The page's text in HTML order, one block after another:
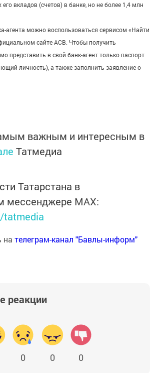
вкладов (счетов) в банке, но не более 1,4 млн
агента можно воспользоваться сервисом «Найти
сайте АСВ. Чтобы получить
представить в свой банк-агент только паспорт
личность), а также заполнить заявление о
важным и интересным в
Татмедиа
Татарстана в
мессенджере MАХ:
tatmedia
на телеграм-канал "Бавлы-информ"
реакции
0 0 0